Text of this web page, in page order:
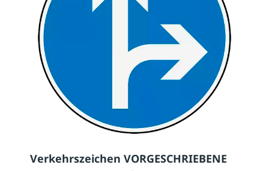
Verkehrszeichen VORGESCHRIEBENE